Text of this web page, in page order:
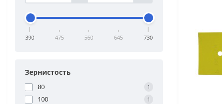
390 475 560 645 730
Зернистость
80 1
100 1